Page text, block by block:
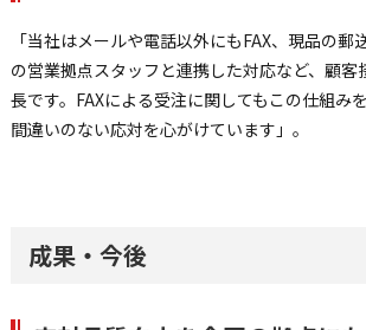
「当社はメールや電話以外にもFAX、現品の郵
の営業拠点スタッフと連携した対応など、顧客
長です。FAXによる受注に関してもこの仕組み
間違いのない応対を心がけています」。
成果・今後